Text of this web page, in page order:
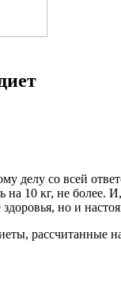
делу со всей
10 кг, не
но и
рассчитанные